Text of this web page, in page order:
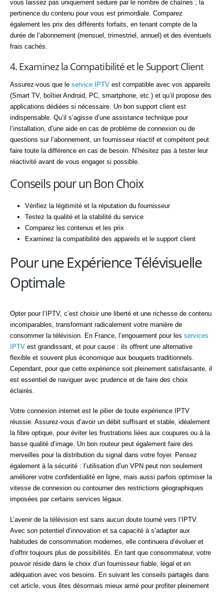
vous laissez pas uniquement séduire par le nombre de chaînes ; la
pertinence du contenu pour vous est primordiale. Comparez
également les prix des différents forfaits, en tenant compte de la
durée de l’abonnement (mensuel, trimestriel, annuel) et des éventuels
frais cachés.
4. Examinez la Compatibilité et le Support Client
Assurez-vous que le service IPTV est compatible avec vos appareils
(Smart TV, boîtier Android, PC, smartphone, etc.) et qu’il propose des
applications dédiées si nécessaire. Un bon support client est
indispensable. Qu’il s’agisse d’une assistance technique pour
l’installation, d’une aide en cas de problème de connexion ou de
questions sur l’abonnement, un fournisseur réactif et compétent peut
faire toute la différence en cas de besoin. N’hésitez pas à tester leur
réactivité avant de vous engager si possible.
Conseils pour un Bon Choix
Vérifiez la légitimité et la réputation du fournisseur
Testez la qualité et la stabilité du service
Comparez les contenus et les prix
Examinez la compatibilité des appareils et le support client
Pour une Expérience Télévisuelle
Optimale
Opter pour l’IPTV, c’est choisir une liberté et une richesse de contenu
incomparables, transformant radicalement votre manière de
consommer la télévision. En France, l’engouement pour les services
IPTV est grandissant, et pour cause : ils offrent une alternative
flexible et souvent plus économique aux bouquets traditionnels.
Cependant, pour que cette expérience soit pleinement satisfaisante, il
est essentiel de naviguer avec prudence et de faire des choix
éclairés.
Votre connexion internet est le pilier de toute expérience IPTV
réussie. Assurez-vous d’avoir un débit suffisant et stable, idéalement
la fibre optique, pour éviter les frustrations liées aux coupures ou à la
basse qualité d’image. Un bon routeur peut également faire des
merveilles pour la distribution du signal dans votre foyer. Pensez
également à la sécurité : l’utilisation d’un VPN peut non seulement
améliorer votre confidentialité en ligne, mais aussi parfois optimiser la
vitesse de connexion ou contourner des restrictions géographiques
imposées par certains services légaux.
L’avenir de la télévision est sans aucun doute tourné vers l’IPTV.
Avec son potentiel d’innovation et sa capacité à s’adapter aux
habitudes de consommation modernes, elle continuera d’évoluer et
d’offrir toujours plus de possibilités. En tant que consommateur, votre
pouvoir réside dans le choix d’un fournisseur fiable, légal et en
adéquation avec vos besoins. En suivant les conseils partagés dans
cet article, vous êtes désormais mieux armé pour profiter pleinement